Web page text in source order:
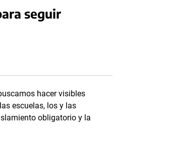
seguir
hacer visibles
escuelas, los y las
obligatorio y la